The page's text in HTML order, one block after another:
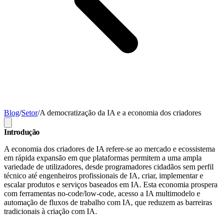
Blog/Setor/A democratização da IA e a economia dos criadores
Introdução
A economia dos criadores de IA refere-se ao mercado e ecossistema
em rápida expansão em que plataformas permitem a uma ampla
variedade de utilizadores, desde programadores cidadãos sem perfil
técnico até engenheiros profissionais de IA, criar, implementar e
escalar produtos e serviços baseados em IA. Esta economia prospera
com ferramentas no-code/low-code, acesso a IA multimodelo e
automação de fluxos de trabalho com IA, que reduzem as barreiras
tradicionais à criação com IA.